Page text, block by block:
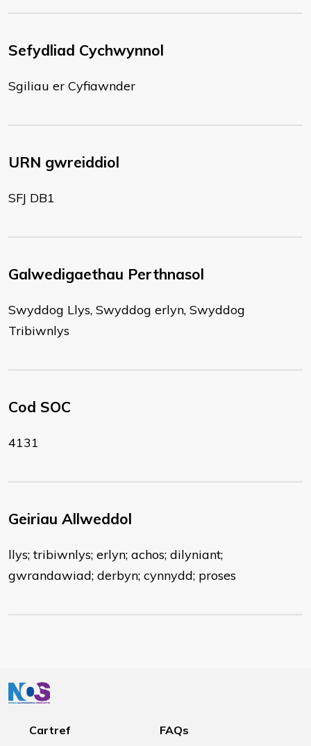
Sefydliad Cychwynnol
Sgiliau er Cyfiawnder
URN gwreiddiol
SFJ DB1
Galwedigaethau Perthnasol
Swyddog Llys, Swyddog erlyn, Swyddog
Tribiwnlys
Cod SOC
4131
Geiriau Allweddol
llys; tribiwnlys; erlyn; achos; dilyniant;
gwrandawiad; derbyn; cynnydd; proses
Cartref FAQs